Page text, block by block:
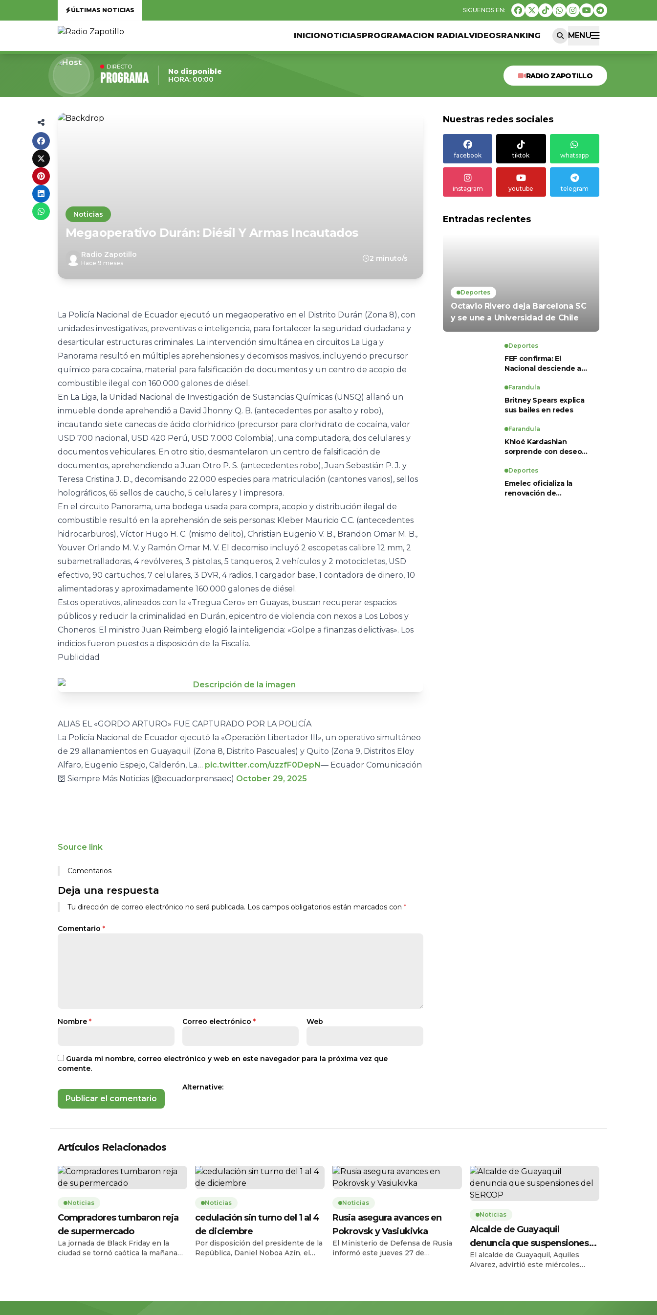
ÚLTIMAS NOTICIAS
INICIONOTICIASPROGRAMACION RADIALVIDEOSRANKING MENU
DIRECTO
Programa
No disponible
HORA: 00:00
RADIO ZAPOTILLO
Noticias
Megaoperativo Durán: Diésil Y Armas Incautados
Radio Zapotillo
Hace 9 meses
2 minuto/s
La Policía Nacional de Ecuador ejecutó un megaoperativo en el Distrito Durán (Zona 8), con
unidades investigativas, preventivas e inteligencia, para fortalecer la seguridad ciudadana y
desarticular estructuras criminales. La intervención simultánea en circuitos La Liga y
Panorama resultó en múltiples aprehensiones y decomisos masivos, incluyendo precursor
químico para cocaína, material para falsificación de documentos y un centro de acopio de
combustible ilegal con 160.000 galones de diésel.
En La Liga, la Unidad Nacional de Investigación de Sustancias Químicas (UNSQ) allanó un
inmueble donde aprehendió a David Jhonny Q. B. (antecedentes por asalto y robo),
incautando siete canecas de ácido clorhídrico (precursor para clorhidrato de cocaína, valor
USD 700 nacional, USD 420 Perú, USD 7.000 Colombia), una computadora, dos celulares y
documentos vehiculares. En otro sitio, desmantelaron un centro de falsificación de
documentos, aprehendiendo a Juan Otro P. S. (antecedentes robo), Juan Sebastián P. J. y
Teresa Cristina J. D., decomisando 22.000 especies para matriculación (cantones varios), sellos
holográficos, 65 sellos de caucho, 5 celulares y 1 impresora.
En el circuito Panorama, una bodega usada para compra, acopio y distribución ilegal de
combustible resultó en la aprehensión de seis personas: Kleber Mauricio C.C. (antecedentes
hidrocarburos), Víctor Hugo H. C. (mismo delito), Christian Eugenio V. B., Brandon Omar M. B.,
Youver Orlando M. V. y Ramón Omar M. V. El decomiso incluyó 2 escopetas calibre 12 mm, 2
subametralladoras, 4 revólveres, 3 pistolas, 5 tanqueros, 2 vehículos y 2 motocicletas, USD
efectivo, 90 cartuchos, 7 celulares, 3 DVR, 4 radios, 1 cargador base, 1 contadora de dinero, 10
alimentadoras y aproximadamente 160.000 galones de diésel.
Estos operativos, alineados con la «Tregua Cero» en Guayas, buscan recuperar espacios
públicos y reducir la criminalidad en Durán, epicentro de violencia con nexos a Los Lobos y
Choneros. El ministro Juan Reimberg elogió la inteligencia: «Golpe a finanzas delictivas». Los
indicios fueron puestos a disposición de la Fiscalía.
Publicidad
ALIAS EL «GORDO ARTURO» FUE CAPTURADO POR LA POLICÍA
La Policía Nacional de Ecuador ejecutó la «Operación Libertador III», un operativo simultáneo
de 29 allanamientos en Guayaquil (Zona 8, Distrito Pascuales) y Quito (Zona 9, Distritos Eloy
Alfaro, Eugenio Espejo, Calderón, La… pic.twitter.com/uzzfF0DepN— Ecuador Comunicación
🛜 Siempre Más Noticias (@ecuadorprensaec) October 29, 2025
Source link
Comentarios
Deja una respuesta
Tu dirección de correo electrónico no será publicada. Los campos obligatorios están marcados con *
Comentario *
Nombre * Correo electrónico * Web
Guarda mi nombre, correo electrónico y web en este navegador para la próxima vez que
comente.
Alternative:
Nuestras redes sociales
facebook tiktok whatsapp
instagram youtube telegram
Entradas recientes
Deportes
Octavio Rivero deja Barcelona SC
y se une a Universidad de Chile
Deportes
FEF confirma: El
Nacional desciende a
Universitario se salva y
solo dos equipos
ascienden para LigaPro
Farandula
Britney Spears explica
sus bailes en redes
Farandula
Khloé Kardashian
sorprende con deseo
corporal y revela sus
tratamientos estéticos
Deportes
Emelec oficializa la
renovación de
Artículos Relacionados
Noticias
Compradores tumbaron reja
de supermercado
La jornada de Black Friday en la
ciudad se tornó caótica la mañana
Arosemena, en el norte de la ciudad.
Noticias
cedulación sin turno del 1 al 4
de diciembre
Por disposición del presidente de la
República, Daniel Noboa Azín, el
08h00 a 17h00, en 193 agencias a
Noticias
Rusia asegura avances en
Pokrovsk y Vasiukivka
El Ministerio de Defensa de Rusia
informó este jueves 27 de
captura de esta zona permite a las
Noticias
Alcalde de Guayaquil
denuncia que suspensiones
del SERCOP
El alcalde de Guayaquil, Aquiles
Alvarez, advirtió este miércoles
Contratación Pública (SERCOP), que